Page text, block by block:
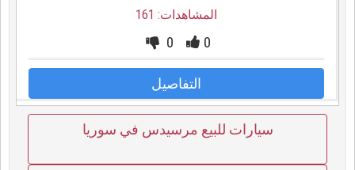
المشاهدات: 161
0
0
التفاصيل
سيارات للبيع مرسيدس في سوريا